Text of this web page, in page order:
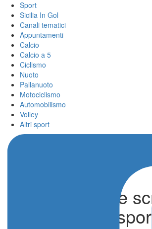
Sport
Sicilia In Gol
Canali tematici
Appuntamenti
Calcio
Calcio a 5
Ciclismo
Nuoto
Pallanuoto
Motociclismo
Automobilismo
Volley
Altri sport
Sport e Salute
collaboratori